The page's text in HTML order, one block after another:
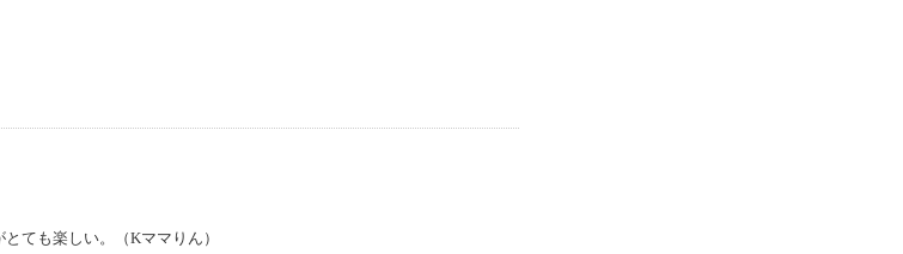
ても楽しい。（Kママりん）